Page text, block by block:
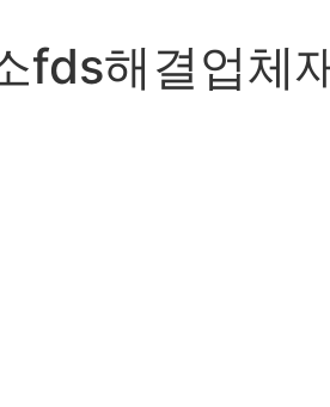
fds해결업체